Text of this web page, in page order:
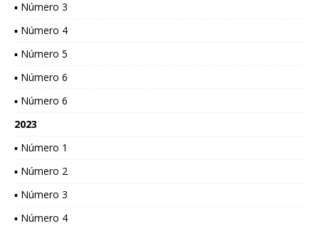
▪ Número 3
▪ Número 4
▪ Número 5
▪ Número 6
▪ Número 6
2023
▪ Número 1
▪ Número 2
▪ Número 3
▪ Número 4